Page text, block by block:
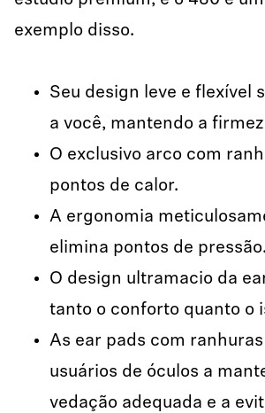
exemplo disso.
Seu design leve e flexível
a você, mantendo a
O exclusivo arco com
pontos de calor.
A ergonomia
elimina pontos de pressão.
O design ultramacio da
tanto o conforto quanto o
As ear pads com
usuários de óculos a
vedação adequada e a